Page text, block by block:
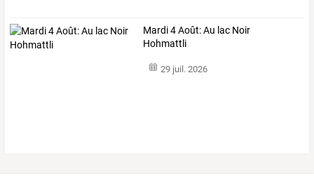
Mardi 4 Août: Au lac Noir
Hohmattli
29 juil. 2026